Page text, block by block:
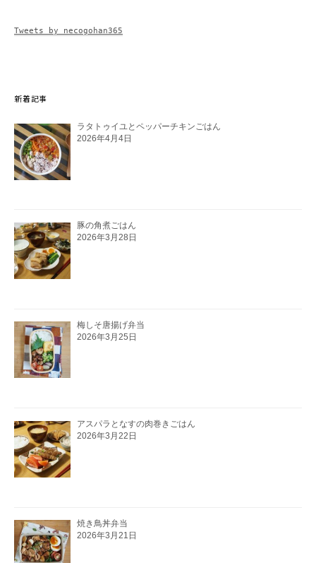
Tweets by necogohan365
新着記事
ラタトゥイユとペッパーチキンごはん
2026年4月4日
豚の角煮ごはん
2026年3月28日
梅しそ唐揚げ弁当
2026年3月25日
アスパラとなすの肉巻きごはん
2026年3月22日
焼き鳥丼弁当
2026年3月21日